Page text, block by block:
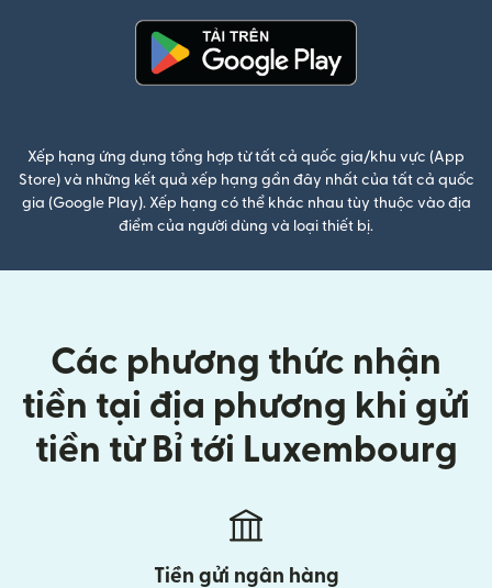
Xếp hạng ứng dụng tổng hợp từ tất cả quốc gia/khu vực (App
Store) và những kết quả xếp hạng gần đây nhất của tất cả quốc
gia (Google Play). Xếp hạng có thể khác nhau tùy thuộc vào địa
điểm của người dùng và loại thiết bị.
Các phương thức nhận
tiền tại địa phương khi gửi
tiền từ Bỉ tới Luxembourg
Tiền gửi ngân hàng